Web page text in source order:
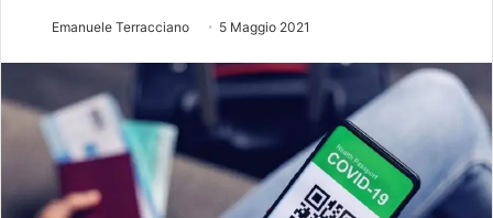
Emanuele Terracciano 5 Maggio 2021